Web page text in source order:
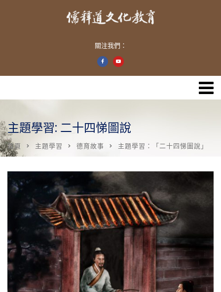
關注我們：
主題學習: 二十四悌圖說
首頁 主題學習 德育故事 主題學習：「二十四悌圖說」